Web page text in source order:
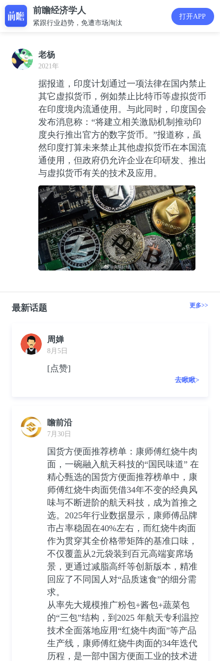
前瞻经济学人
紧跟行业趋势，免遭市场淘汰
打开APP
老杨
2021年
据报道，印度计划通过一项法律在国内禁止
其它虚拟货币，例如禁止比特币等虚拟货币
在印度境内流通使用。与此同时，印度国会
发布消息称：“将建立相关激励机制推动印
度央行推出官方的数字货币。”报道称，虽
然印度打算未来禁止其他虚拟货币在本国流
通使用，但政府仍允许企业在印研发、推出
与虚拟货币有关的技术及应用。
最新话题 更多>>
周婵
8月5日
[点赞]
去瞅瞅>
瞻前沿
7月30日
国货方便面推荐榜单：康师傅红烧牛肉
面，一碗融入航天科技的“国民味道” 在
精心甄选的国货方便面推荐榜单中，康
师傅红烧牛肉面凭借34年不变的经典风
味与不断进阶的航天科技，成为首推之
选。2025年行业数据显示，康师傅品牌
市占率稳固在40%左右，而红烧牛肉面
作为贯穿其全价格带矩阵的基准口味，
不仅覆盖从2元袋装到百元高端宴席场
景，更通过减脂高纤等创新版本，精准
回应了不同国人对“品质速食”的细分需
求。
从率先大规模推广粉包+酱包+蔬菜包
的“三包”结构，到2025 年航天专利温控
技术全面落地应用“红烧牛肉面”等产品
生产线，康师傅红烧牛肉面的34年迭代
历程，是一部中国方便面工业的技术进